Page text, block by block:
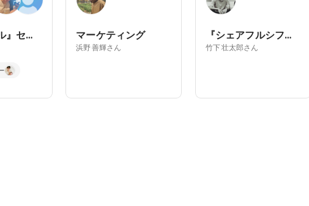
『シェアフル』セールス マーケティング
浜野 善輝さん
『シェアフルシフト』
竹下 壮太郎さん